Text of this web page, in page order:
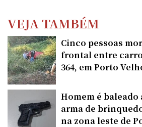
VEJA TAMBÉM
Cinco pessoas
frontal entre
364, em Porto
Homem é
arma de
na zona leste de